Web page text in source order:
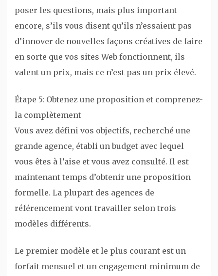
poser les questions, mais plus important
encore, s’ils vous disent qu’ils n’essaient pas
d’innover de nouvelles façons créatives de faire
en sorte que vos sites Web fonctionnent, ils
valent un prix, mais ce n’est pas un prix élevé.
Étape 5: Obtenez une proposition et comprenez-
la complètement
Vous avez défini vos objectifs, recherché une
grande agence, établi un budget avec lequel
vous êtes à l’aise et vous avez consulté. Il est
maintenant temps d’obtenir une proposition
formelle. La plupart des agences de
référencement vont travailler selon trois
modèles différents.
Le premier modèle et le plus courant est un
forfait mensuel et un engagement minimum de